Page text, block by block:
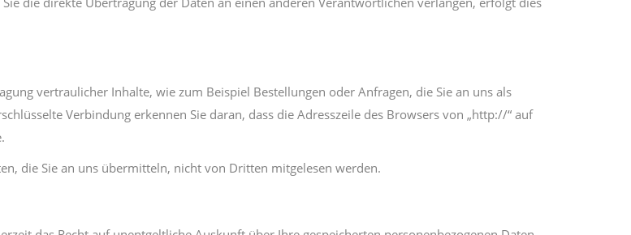
vertraulicher Inhalte, wie zum Beispiel Bestellungen oder Anfragen, die Sie an uns als
Verbindung erkennen Sie daran, dass die Adresszeile des Browsers von „http://“ auf
die Sie an uns übermitteln, nicht von Dritten mitgelesen werden.